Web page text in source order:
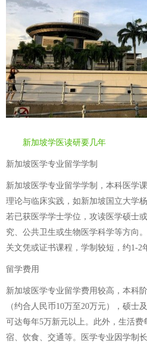
新加坡学医读研要几年
新加坡医学专业留学学制
新加坡医学专业留学学制，本科医学
理论与临床实践，如新加坡国立大学
若已获医学学士学位，攻读医学硕士
究、公共卫生或生物医学科学等方向
关文凭或证书课程，学制较短，约1-2
留学费用
新加坡医学专业留学费用较高，本科
（约合人民币10万至20万元），硕士
可达每年5万新元以上。此外，生活费
宿、饮食、交通等。医学专业因学制